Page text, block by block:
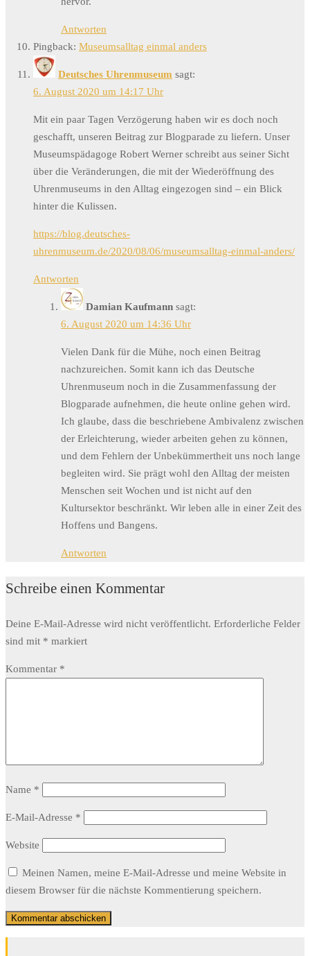
Antworten
Pingback: Museumsalltag einmal anders
Deutsches Uhrenmuseum sagt:
6. August 2020 um 14:17 Uhr
Mit ein paar Tagen Verzögerung haben wir es doch noch
geschafft, unseren Beitrag zur Blogparade zu liefern. Unser
Museumspädagoge Robert Werner schreibt aus seiner Sicht
über die Veränderungen, die mit der Wiederöffnung des
Uhrenmuseums in den Alltag eingezogen sind – ein Blick
hinter die Kulissen.
https://blog.deutsches-
uhrenmuseum.de/2020/08/06/museumsalltag-einmal-anders/
Antworten
Damian Kaufmann sagt:
6. August 2020 um 14:36 Uhr
Vielen Dank für die Mühe, noch einen Beitrag
nachzureichen. Somit kann ich das Deutsche
Uhrenmuseum noch in die Zusammenfassung der
Blogparade aufnehmen, die heute online gehen wird.
Ich glaube, dass die beschriebene Ambivalenz zwischen
der Erleichterung, wieder arbeiten gehen zu können,
und dem Fehlern der Unbekümmertheit uns noch lange
begleiten wird. Sie prägt wohl den Alltag der meisten
Menschen seit Wochen und ist nicht auf den
Kultursektor beschränkt. Wir leben alle in einer Zeit des
Hoffens und Bangens.
Antworten
Schreibe einen Kommentar
Deine E-Mail-Adresse wird nicht veröffentlicht. Erforderliche Felder
sind mit * markiert
Kommentar *
Name *
E-Mail-Adresse *
Website
Meinen Namen, meine E-Mail-Adresse und meine Website in
diesem Browser für die nächste Kommentierung speichern.